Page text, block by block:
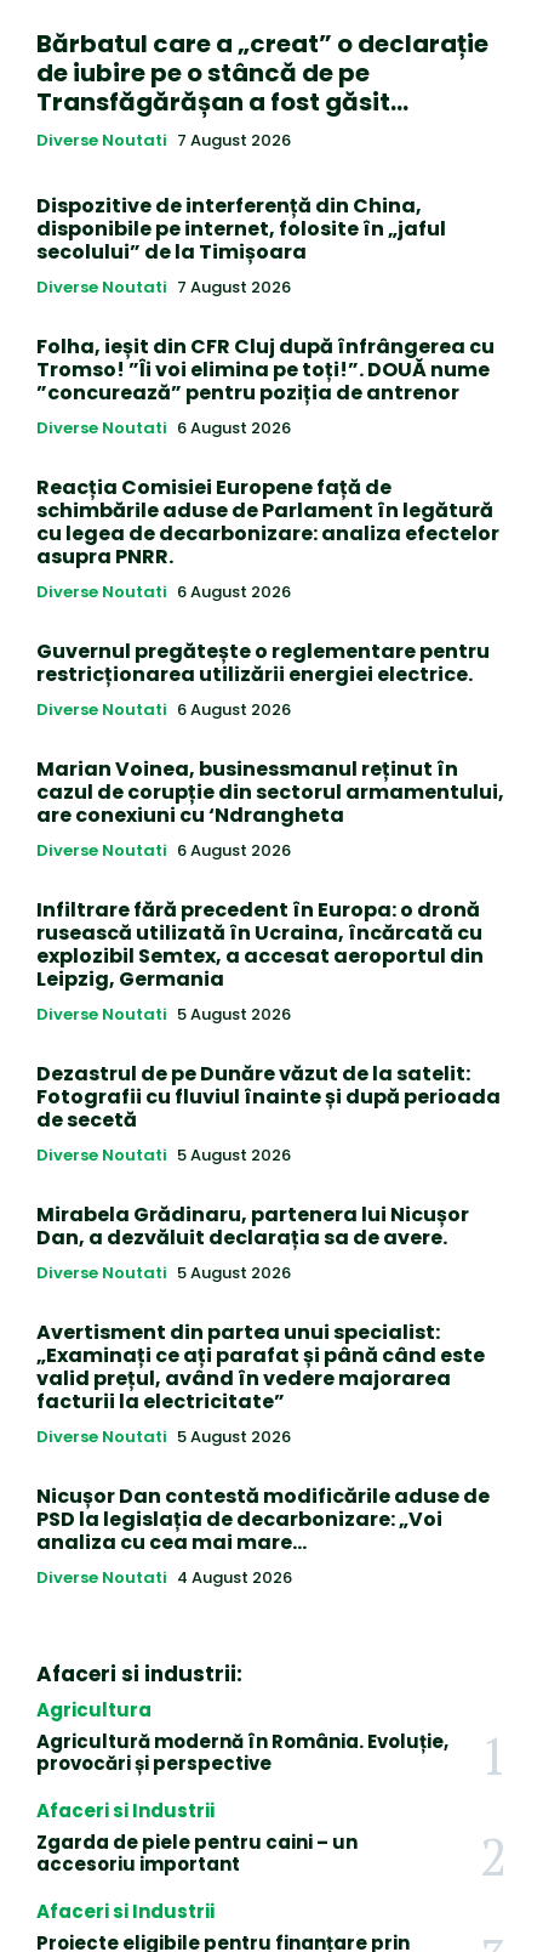
Bărbatul care a „creat” o declarație
de iubire pe o stâncă de pe
Transfăgărășan a fost găsit…
Diverse Noutati 7 August 2026
Dispozitive de interferență din China,
disponibile pe internet, folosite în „jaful
secolului” de la Timișoara
Diverse Noutati 7 August 2026
Folha, ieșit din CFR Cluj după înfrângerea cu
Tromso! ”Îi voi elimina pe toți!”. DOUĂ nume
”concurează” pentru poziția de antrenor
Diverse Noutati 6 August 2026
Reacția Comisiei Europene față de
schimbările aduse de Parlament în legătură
cu legea de decarbonizare: analiza efectelor
asupra PNRR.
Diverse Noutati 6 August 2026
Guvernul pregătește o reglementare pentru
restricționarea utilizării energiei electrice.
Diverse Noutati 6 August 2026
Marian Voinea, businessmanul reținut în
cazul de corupție din sectorul armamentului,
are conexiuni cu ‘Ndrangheta
Diverse Noutati 6 August 2026
Infiltrare fără precedent în Europa: o dronă
rusească utilizată în Ucraina, încărcată cu
explozibil Semtex, a accesat aeroportul din
Leipzig, Germania
Diverse Noutati 5 August 2026
Dezastrul de pe Dunăre văzut de la satelit:
Fotografii cu fluviul înainte și după perioada
de secetă
Diverse Noutati 5 August 2026
Mirabela Grădinaru, partenera lui Nicușor
Dan, a dezvăluit declarația sa de avere.
Diverse Noutati 5 August 2026
Avertisment din partea unui specialist:
„Examinați ce ați parafat și până când este
valid prețul, având în vedere majorarea
facturii la electricitate”
Diverse Noutati 5 August 2026
Nicușor Dan contestă modificările aduse de
PSD la legislația de decarbonizare: „Voi
analiza cu cea mai mare…
Diverse Noutati 4 August 2026
Afaceri si industrii:
Agricultura
Agricultură modernă în România. Evoluție,
provocări și perspective
Afaceri si Industrii
Zgarda de piele pentru caini – un
accesoriu important
Afaceri si Industrii
Proiecte eligibile pentru finanțare prin